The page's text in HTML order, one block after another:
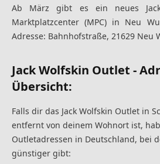
Ab März gibt es ein neues
Marktplatzcenter (MPC) in Neu
Adresse: Bahnhofstraße, 21629 Neu
Jack Wolfskin Outlet -
Übersicht:
Falls dir das Jack Wolfskin Outlet in
entfernt von deinem Wohnort ist,
Outletadressen in Deutschland, bei
günstiger gibt: